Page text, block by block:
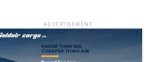
ADVERTISEMENT